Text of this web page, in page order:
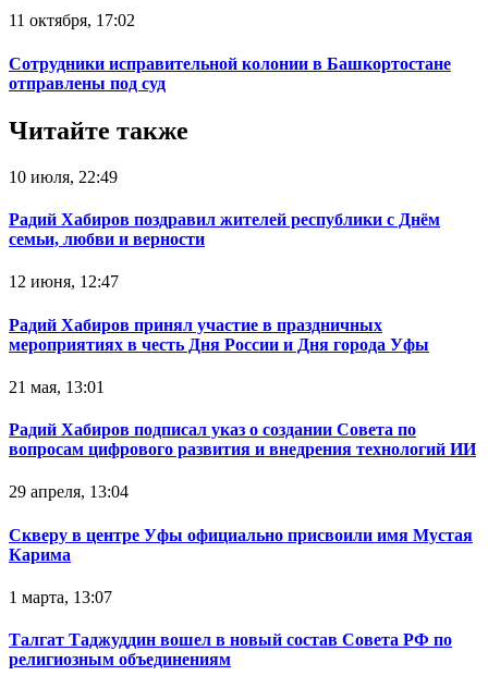
11 октября, 17:02
Сотрудники исправительной колонии в Башкортостане
отправлены под суд
Читайте также
10 июля, 22:49
Радий Хабиров поздравил жителей республики с Днём
семьи, любви и верности
12 июня, 12:47
Радий Хабиров принял участие в праздничных
мероприятиях в честь Дня России и Дня города Уфы
21 мая, 13:01
Радий Хабиров подписал указ о создании Совета по
вопросам цифрового развития и внедрения технологий ИИ
29 апреля, 13:04
Скверу в центре Уфы официально присвоили имя Мустая
Карима
1 марта, 13:07
Талгат Таджуддин вошел в новый состав Совета РФ по
религиозным объединениям